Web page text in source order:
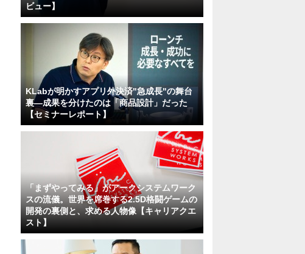
ビュー】
KLabが明かすアプリ外決済"急成長"の舞台
裏―成果を分けたのは「商品設計」だった
【セミナーレポート】
「まずやってみる」がアークシステムワーク
スの流儀。世界を席巻する2.5D格闘ゲームの
開発の裏側と、求める人物像【キャリアクエ
スト】